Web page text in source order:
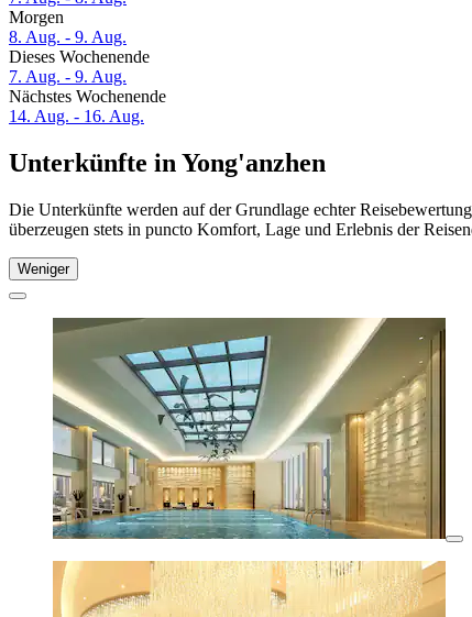
Morgen
8. Aug. - 9. Aug.
Dieses Wochenende
7. Aug. - 9. Aug.
Nächstes Wochenende
14. Aug. - 16. Aug.
Unterkünfte in Yong'anzhen
Die Unterkünfte werden auf der Grundlage echter
überzeugen stets in puncto Komfort, Lage und Erlebnis der
Weniger